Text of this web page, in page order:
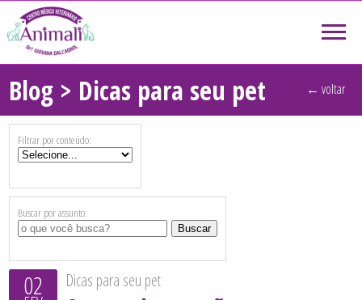
← voltar
Blog > Dicas para seu pet
Filtrar por conteúdo:
Buscar por assunto:
02 Dicas para seu pet